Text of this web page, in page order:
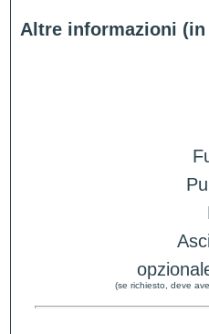
Altre informazioni (in
(se richiesto, deve